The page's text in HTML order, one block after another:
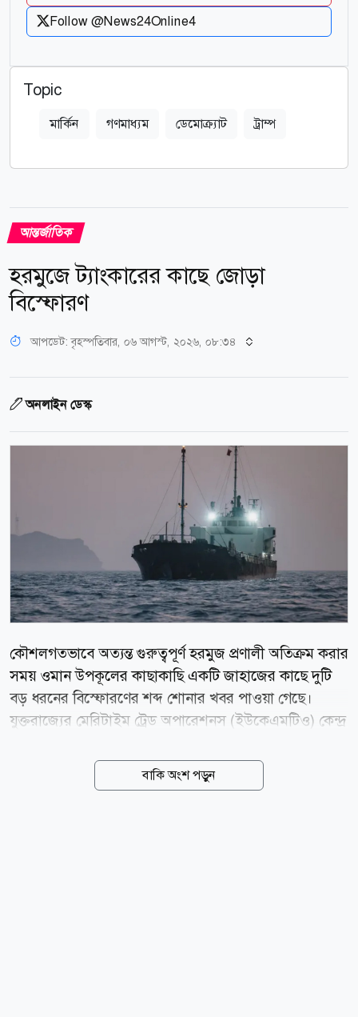
Follow @News24Online4
Topic
মার্কিন গণমাধ্যম ডেমোক্র্যাট ট্রাম্প
আন্তর্জাতিক
হরমুজে ট্যাংকারের কাছে জোড়া
বিস্ফোরণ
আপডেট: বৃহস্পতিবার, ০৬ আগস্ট, ২০২৬, ০৮:৩৪
অনলাইন ডেস্ক
কৌশলগতভাবে অত্যন্ত গুরুত্বপূর্ণ হরমুজ প্রণালী অতিক্রম করার
সময় ওমান উপকূলের কাছাকাছি একটি জাহাজের কাছে দুটি
বড় ধরনের বিস্ফোরণের শব্দ শোনার খবর পাওয়া গেছে।
যুক্তরাজ্যের মেরিটাইম ট্রেড অপারেশনস (ইউকেএমটিও) কেন্দ্র
জানিয়েছে, ওমানের কুমজার থেকে প্রায় ৯ নটিক্যাল মাইল
(১৬.৭ কিলোমিটার) দক্ষিণ-পূর্বে এই ঘটনা ঘটে। ঘটনার একটি
বাকি অংশ পড়ুন